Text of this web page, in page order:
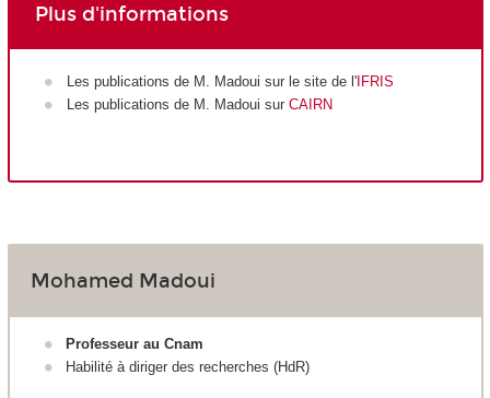
Plus d'informations
Les publications de M. Madoui sur le site de l'IFRIS
Les publications de M. Madoui sur CAIRN
Mohamed Madoui
Professeur au Cnam
Habilité à diriger des recherches (HdR)